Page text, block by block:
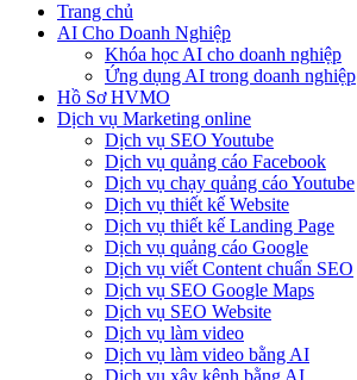
Trang chủ
AI Cho Doanh Nghiệp
Khóa học AI cho doanh nghiệp
Ứng dụng AI trong doanh nghiệp
Hồ Sơ HVMO
Dịch vụ Marketing online
Dịch vụ SEO Youtube
Dịch vụ quảng cáo Facebook
Dịch vụ chạy quảng cáo Youtube
Dịch vụ thiết kế Website
Dịch vụ thiết kế Landing Page
Dịch vụ quảng cáo Google
Dịch vụ viết Content chuẩn SEO
Dịch vụ SEO Google Maps
Dịch vụ SEO Website
Dịch vụ làm video
Dịch vụ làm video bằng AI
Dịch vụ xây kênh bằng AI